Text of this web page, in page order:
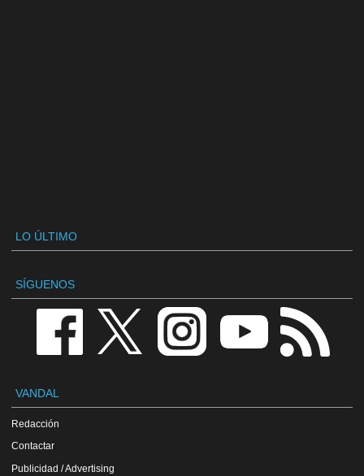
LO ÚLTIMO
SÍGUENOS
VANDAL
Redacción
Contactar
Publicidad / Advertising